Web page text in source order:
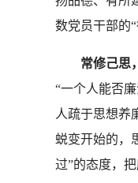
数党员干部的
常修己思
“一个人能否
人疏于思想养
蜕变开始的，
过”的态度，